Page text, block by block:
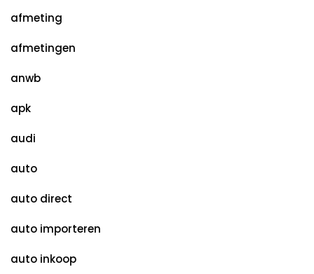
afmeting
afmetingen
anwb
apk
audi
auto
auto direct
auto importeren
auto inkoop